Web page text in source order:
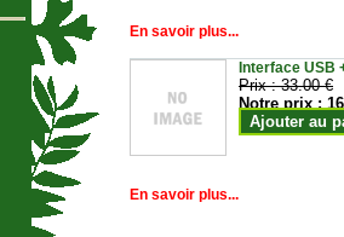
En savoir plus...
Interface USB
Prix :33.00 €
Notre prix :
Ajouter au
En savoir plus...